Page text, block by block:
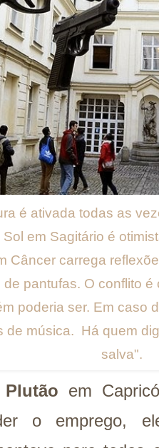
é ativada todas as
em Sagitário é
Câncer carrega
de pantufas. O conflito
poderia ser. Em caso
de música. Há quem
salva".
Plutão em
o emprego,